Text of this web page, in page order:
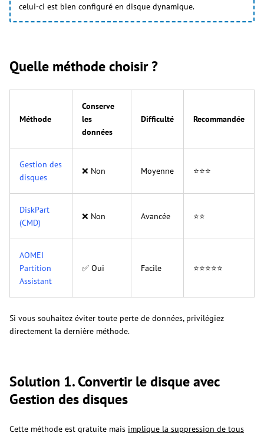
celui-ci est bien configuré en disque dynamique.
Quelle méthode choisir ?
Méthode
Conserve
les
données
Difficulté Recommandée
Gestion des
disques
❌ Non Moyenne ⭐⭐⭐
DiskPart
(CMD)
❌ Non Avancée ⭐⭐
AOMEI
Partition
Assistant
✅ Oui Facile ⭐⭐⭐⭐⭐
Si vous souhaitez éviter toute perte de données, privilégiez
directement la dernière méthode.
Solution 1. Convertir le disque avec
Gestion des disques
Cette méthode est gratuite mais implique la suppression de tous